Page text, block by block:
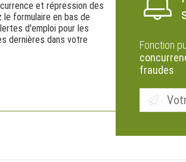
et répression des
formulaire en bas de
d'emploi pour les
dernières dans votre
Fonction
fraudes